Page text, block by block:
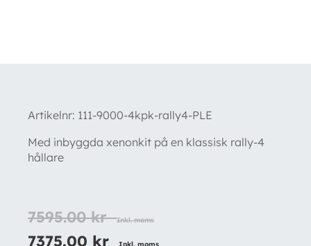
Artikelnr: 111-9000-4kpk-rally4-PLE
Med inbyggda xenonkit på en klassisk rally-4
hållare
7595.00kr Inkl. moms
7375.00 kr